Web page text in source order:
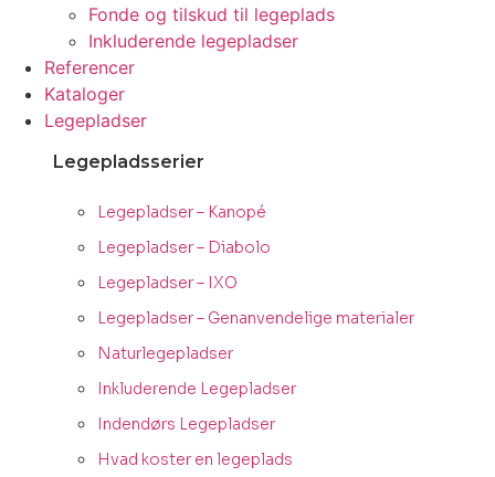
Fonde og tilskud til legeplads
Inkluderende legepladser
Referencer
Kataloger
Legepladser
Legepladsserier
Legepladser – Kanopé
Legepladser – Diabolo
Legepladser – IXO
Legepladser – Genanvendelige materialer
Naturlegepladser
Inkluderende Legepladser
Indendørs Legepladser
Hvad koster en legeplads